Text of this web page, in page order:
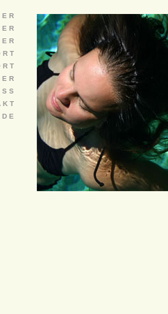
E R
E R
E R
R T
R T
E R
S S
K T
D E